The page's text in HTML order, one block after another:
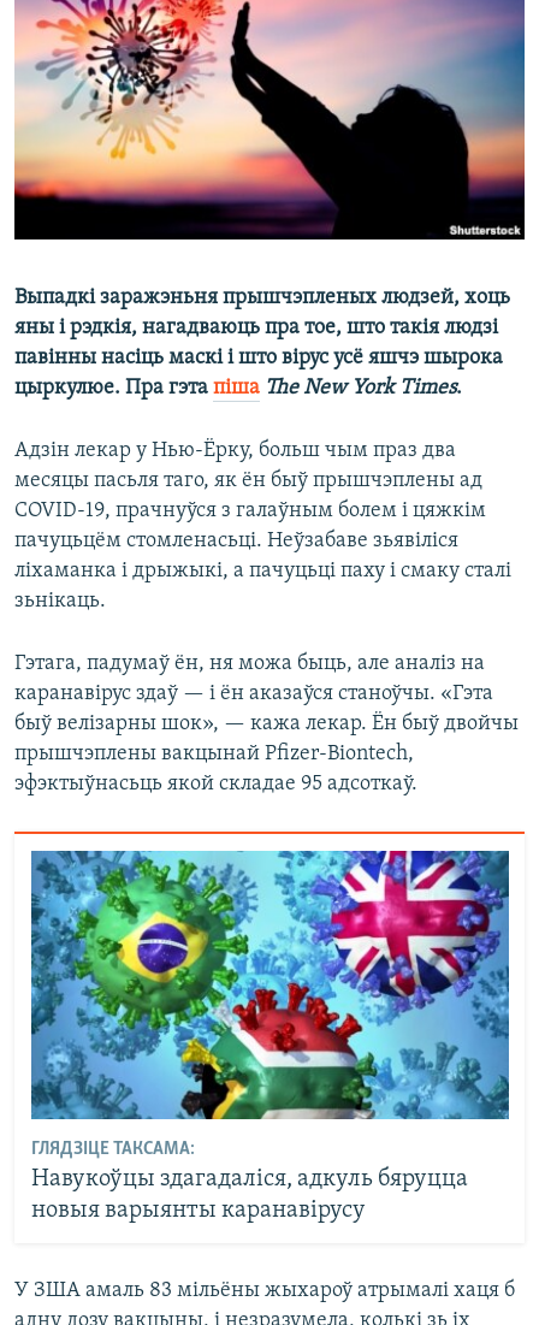
КУЛЬТУРА
КАЛЯНДАР
МОВА
НА ХВАЛЯХ СВАБОДЫ
Выпадкі заражэньня прышчэпленых людзей, хоць
яны і рэдкія, нагадваюць пра тое, што такія людзі
павінны насіць маскі і што вірус усё яшчэ шырока
цыркулюе. Пра гэта піша The New York Times.
Адзін лекар у Нью-Ёрку, больш чым праз два
месяцы пасьля таго, як ён быў прышчэплены ад
COVID-19, прачнуўся з галаўным болем і цяжкім
пачуцьцём стомленасьці. Неўзабаве зьявіліся
ліхаманка і дрыжыкі, а пачуцьці паху і смаку сталі
зьнікаць.
Гэтага, падумаў ён, ня можа быць, але аналіз на
каранавірус здаў — і ён аказаўся станоўчы. «Гэта
быў велізарны шок», — кажа лекар. Ён быў двойчы
прышчэплены вакцынай Pfizer-Biontech,
эфэктыўнасьць якой складае 95 адсоткаў.
ГЛЯДЗІЦЕ ТАКСАМА:
Навукоўцы здагадаліся, адкуль бяруцца
новыя варыянты каранавірусу
У ЗША амаль 83 мільёны жыхароў атрымалі хаця б
адну дозу вакцыны, і незразумела, колькі зь іх